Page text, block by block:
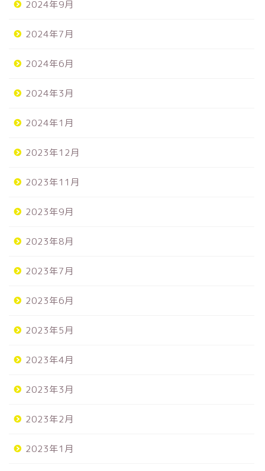
2024年9月
2024年7月
2024年6月
2024年3月
2024年1月
2023年12月
2023年11月
2023年9月
2023年8月
2023年7月
2023年6月
2023年5月
2023年4月
2023年3月
2023年2月
2023年1月